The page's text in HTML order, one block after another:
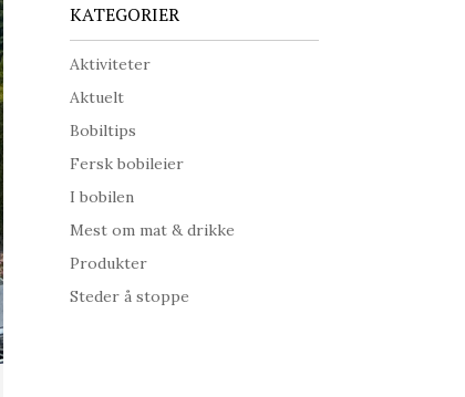
KATEGORIER
Aktiviteter
Aktuelt
Bobiltips
Fersk bobileier
I bobilen
Mest om mat & drikke
Produkter
Steder å stoppe